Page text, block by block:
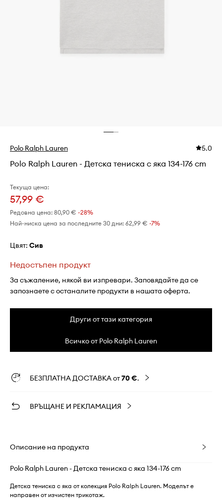
Polo Ralph Lauren 5.0
Polo Ralph Lauren - Детска тениска с яка 134-176 cm
Текуща цена:
57,99 €
Редовна цена: 80,90 € -28%
Най-ниска цена за последните 30 дни: 62,99 € -7%
Цвят: сив
Недостъпен продукт
За съжаление, някой ви изпревари. Заповядайте да се
запознаете с останалите продукти в нашата оферта.
Други от тази категория
Всичко от Polo Ralph Lauren
БЕЗПЛАТНА ДОСТАВКА от70 €.
ВРЪЩАНЕ И РЕКЛАМАЦИЯ
Описание на продукта
Polo Ralph Lauren - Детска тениска с яка 134-176 cm
Детска тениска с яка от колекция Polo Ralph Lauren. Моделът е
направен от изчистен трикотаж.